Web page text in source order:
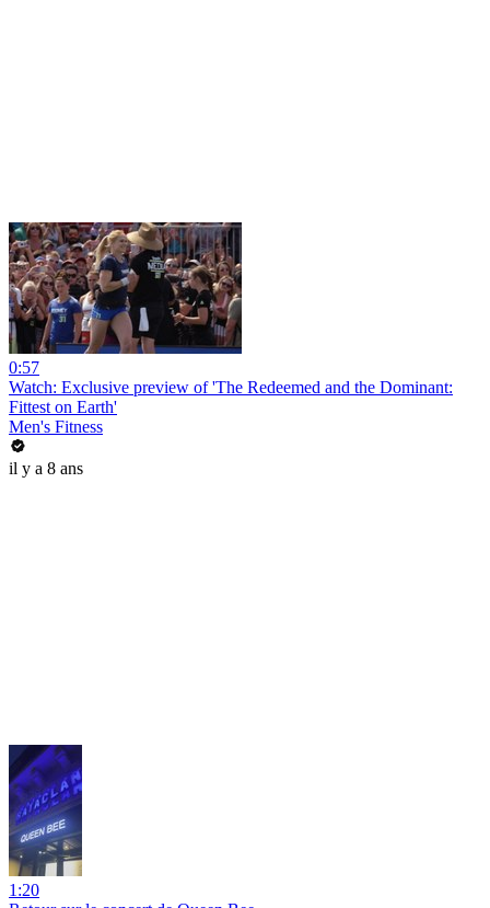
0:57
Watch: Exclusive preview of 'The Redeemed and the Dominant:
Fittest on Earth'
Men's Fitness
il y a 8 ans
1:20